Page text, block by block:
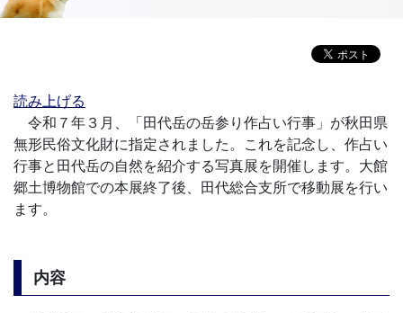
読み上げる
令和７年３月、「田代岳の岳参り作占い行事」が秋田県
無形民俗文化財に指定されました。これを記念し、作占い
行事と田代岳の自然を紹介する写真展を開催します。大館
郷土博物館での本展終了後、田代総合支所で移動展を行い
ます。
内容